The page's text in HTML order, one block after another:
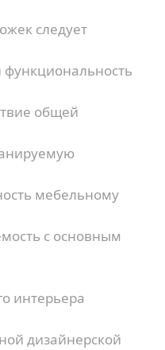
следует
функциональность
общей
мебельному
с основным
интерьера
дизайнерской